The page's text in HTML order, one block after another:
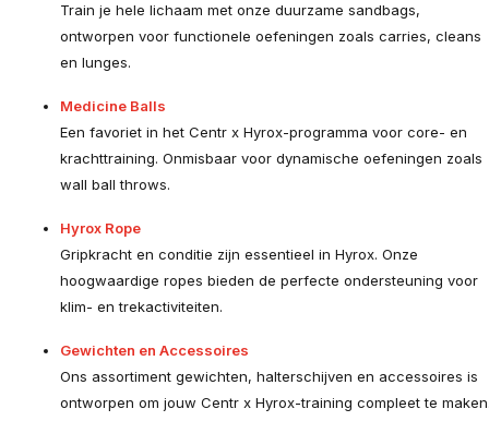
Train je hele lichaam met onze duurzame sandbags,
ontworpen voor functionele oefeningen zoals carries, cleans
en lunges.
Medicine Balls
Een favoriet in het Centr x Hyrox-programma voor core- en
krachttraining. Onmisbaar voor dynamische oefeningen zoals
wall ball throws.
Hyrox Rope
Gripkracht en conditie zijn essentieel in Hyrox. Onze
hoogwaardige ropes bieden de perfecte ondersteuning voor
klim- en trekactiviteiten.
Gewichten en Accessoires
Ons assortiment gewichten, halterschijven en accessoires is
ontworpen om jouw Centr x Hyrox-training compleet te